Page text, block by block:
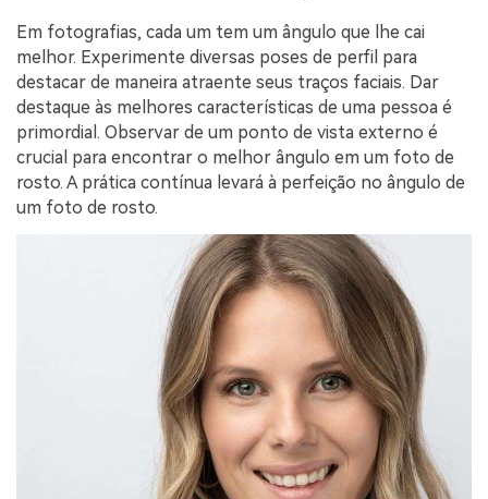
Em fotografias, cada um tem um ângulo que lhe cai
melhor. Experimente diversas poses de perfil para
destacar de maneira atraente seus traços faciais. Dar
destaque às melhores características de uma pessoa é
primordial. Observar de um ponto de vista externo é
crucial para encontrar o melhor ângulo em um foto de
rosto. A prática contínua levará à perfeição no ângulo de
um foto de rosto.